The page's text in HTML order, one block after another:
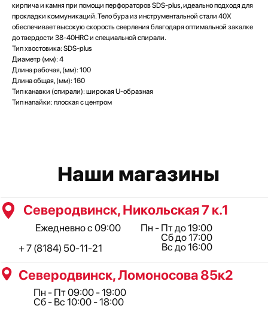
кирпича и камня при помощи перфораторов SDS-plus, идеально подходя для
прокладки коммуникаций. Тело бура из инструментальной стали 40Х
обеспечивает высокую скорость сверления благодаря оптимальной закалке
до твердости 38-40HRC и специальной спирали.
Тип хвостовика: SDS-plus
Диаметр (мм): 4
Длина рабочая, (мм): 100
Длина общая, (мм): 160
Тип канавки (спирали): широкая U-образная
Тип напайки: плоская с центром
Архангельск, Урицкого 50 к.1
Северодвинск, Ломоносова 85к2
Северодвинск, Никольская 7 к.1
Ежедневно с 09:00
Пн - Пт до 19:00
Сб до 17:00
Вс до 16:00
Пн - Пт 09:00 - 19:00
Сб - Вс 10:00 - 18:00
+ 7 (8184) 50-11-21
+ 7 (911) 562-83-03